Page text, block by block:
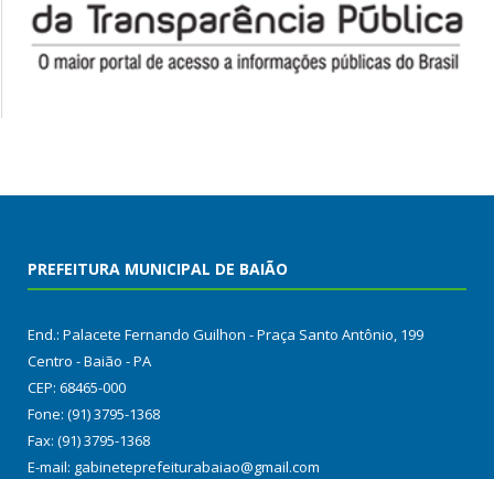
PREFEITURA MUNICIPAL DE BAIÃO
End.: Palacete Fernando Guilhon - Praça Santo Antônio, 199
Centro - Baião - PA
CEP: 68465-000
Fone: (91) 3795-1368
Fax: (91) 3795-1368
E-mail: gabineteprefeiturabaiao@gmail.com